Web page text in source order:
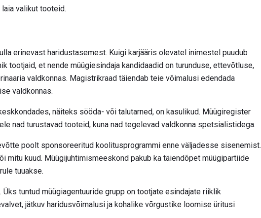
valikut tooteid.
erinevast haridustasemest. Kuigi karjääris olevatel inimestel puudub
tootjaid, et nende müügiesindaja kandidaadid on turunduse, ettevõtluse,
valdkonnas. Magistrikraad täiendab teie võimalusi edendada
valdkonnas.
näiteks sööda- või talutarned, on kasulikud. Müügiregister
nad turustavad tooteid, kuna nad tegelevad valdkonna spetsialistidega.
poolt sponsoreeritud koolitusprogrammi enne väljadesse sisenemist.
mitu kuud. Müügijuhtimismeeskond pakub ka täiendõpet müügipartiide
tuuakse.
tuntud müügiagentuuride grupp on tootjate esindajate riiklik
jätkuv haridusvõimalusi ja kohalike võrgustike loomise üritusi